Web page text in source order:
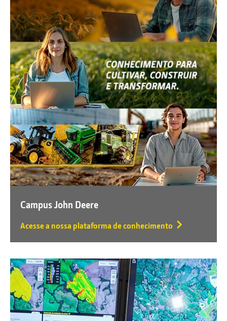
Campus John Deere
Acesse a nossa plataforma de conhecimento